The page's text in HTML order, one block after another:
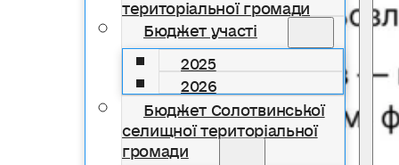
Бюджет участі
2025
2026
Бюджет Солотвинської
селищної територіальної
громади